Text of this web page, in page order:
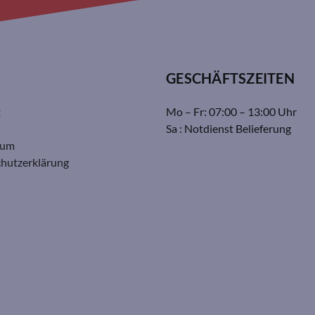
GESCHÄFTSZEITEN
Mo – Fr: 07:00 – 13:00 Uhr
Sa : Notdienst Belieferung